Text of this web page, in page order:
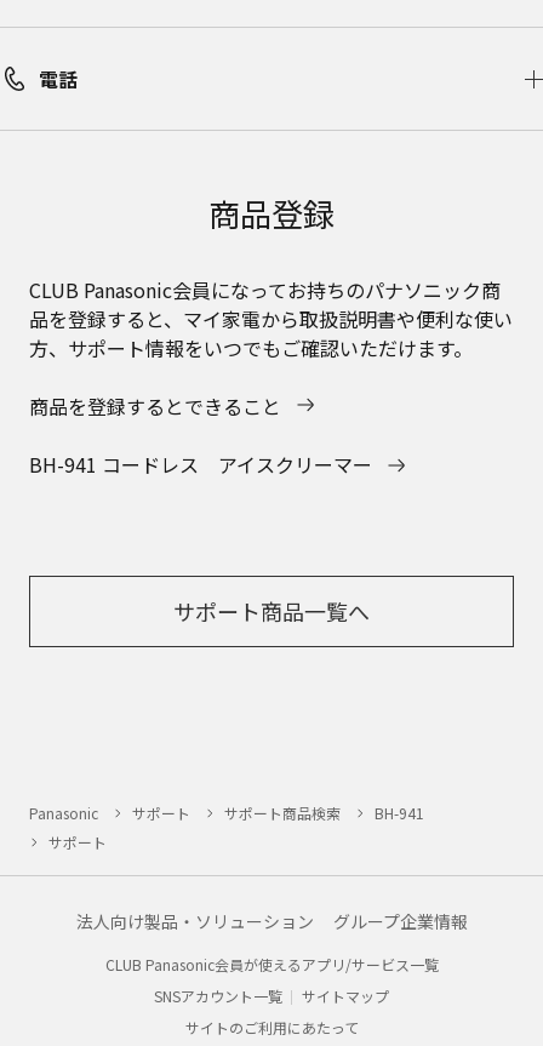
電話
商品登録
CLUB Panasonic会員になってお持ちのパナソニック商
品を登録すると、マイ家電から取扱説明書や便利な使い
方、サポート情報をいつでもご確認いただけます。
商品を登録するとできること
BH-941 コードレス アイスクリーマー
サポート商品一覧へ
Panasonic サポート サポート商品検索
BH-941
サポート
法人向け製品・ソリューション グループ企業情報
CLUB Panasonic会員が使えるアプリ/サービス一覧
SNSアカウント一覧
サイトマップ
サイトのご利用にあたって